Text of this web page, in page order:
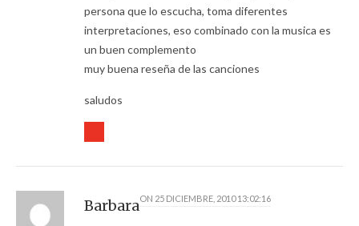
persona que lo escucha, toma diferentes
interpretaciones, eso combinado con la musica es
un buen complemento
muy buena reseña de las canciones
saludos
BarbaraON 25 DICIEMBRE, 2010 13:02:16